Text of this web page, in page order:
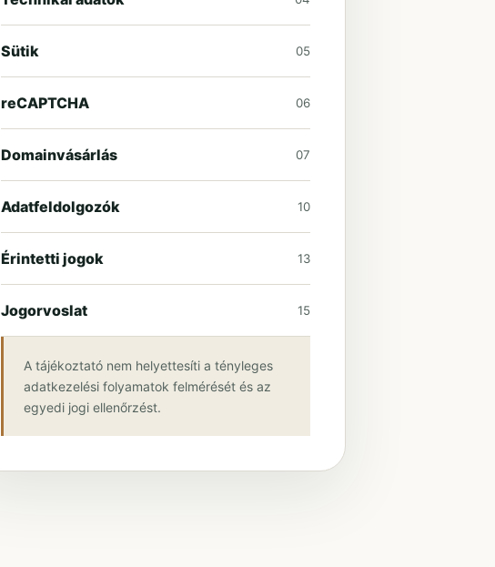
Sütik 05
reCAPTCHA 06
Domainvásárlás 07
Adatfeldolgozók 10
Érintetti jogok 13
Jogorvoslat 15
A tájékoztató nem helyettesíti a tényleges
adatkezelési folyamatok felmérését és az
egyedi jogi ellenőrzést.